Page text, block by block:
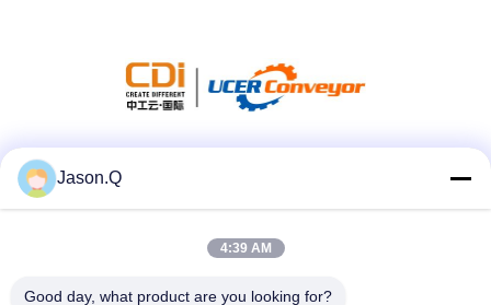
Jason.Q
4:39 AM
Good day, what product are you looking for?